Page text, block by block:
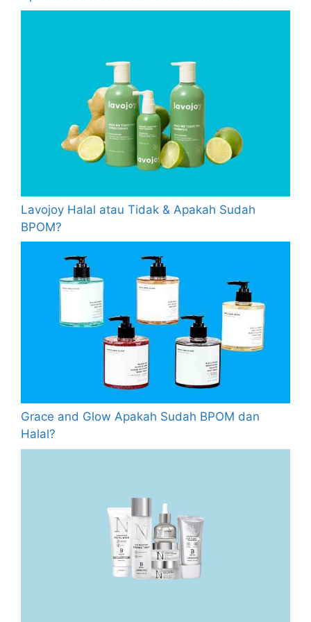
Lavojoy Halal atau Tidak & Apakah Sudah
BPOM?
Grace and Glow Apakah Sudah BPOM dan
Halal?